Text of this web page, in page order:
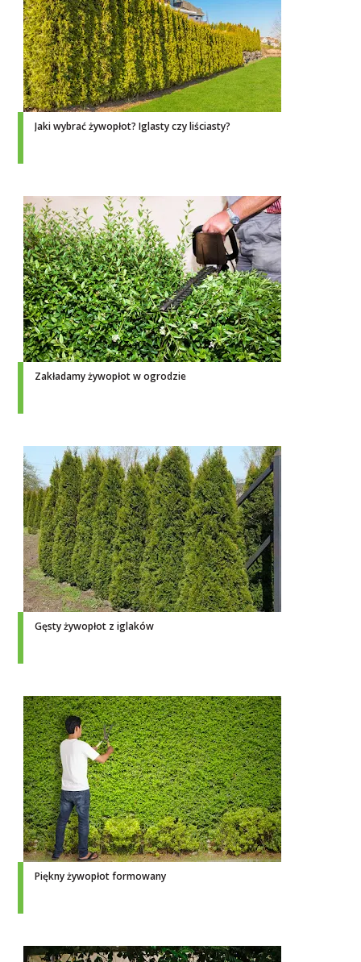
Jaki wybrać żywopłot? Iglasty czy liściasty?
Zakładamy żywopłot w ogrodzie
Gęsty żywopłot z iglaków
Piękny żywopłot formowany